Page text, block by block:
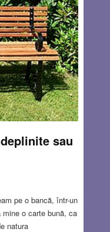
militarilor
diferite: români,
care blocau atacul
Soldați de etnie
armatei române,
turce, apărând
închipui situația,
cetățenie), dar
născut și unde
puternică decât
sau
pe o bancă, într-un
o carte bună, ca
natura